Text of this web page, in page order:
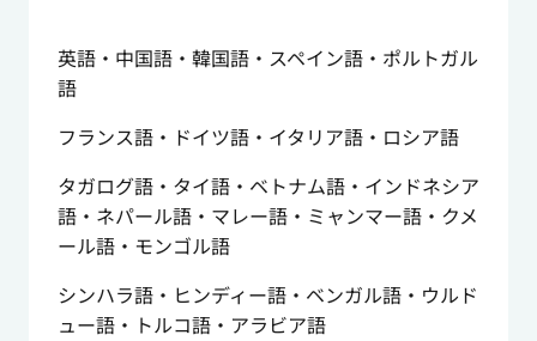
英語・中国語・韓国語・スペイン語・ポルトガル
語
フランス語・ドイツ語・イタリア語・ロシア語
タガログ語・タイ語・ベトナム語・インドネシア
語・ネパール語・マレー語・ミャンマー語・クメ
ール語・モンゴル語
シンハラ語・ヒンディー語・ベンガル語・ウルド
ュー語・トルコ語・アラビア語